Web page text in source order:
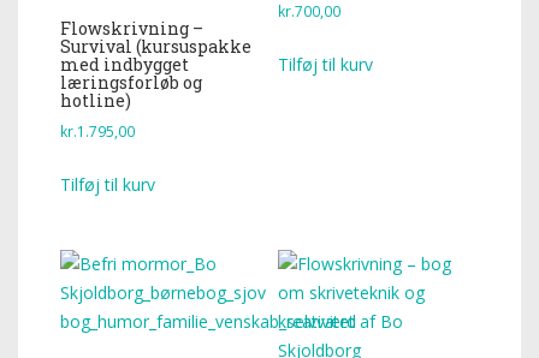
Flowskrivning –
Survival (kursuspakke
med indbygget
læringsforløb og
hotline)
kr.1.795,00
Tilføj til kurv
kr.700,00
Tilføj til kurv